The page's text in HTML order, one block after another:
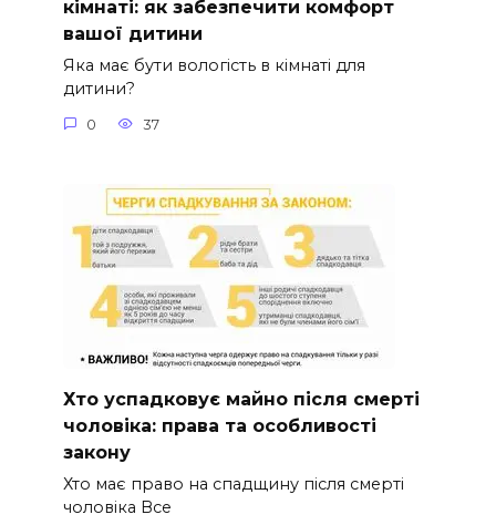
кімнаті: як забезпечити комфорт
вашої дитини
Яка має бути вологість в кімнаті для
дитини?
0 37
Хто успадковує майно після смерті
чоловіка: права та особливості
закону
Хто має право на спадщину після смерті
чоловіка Все